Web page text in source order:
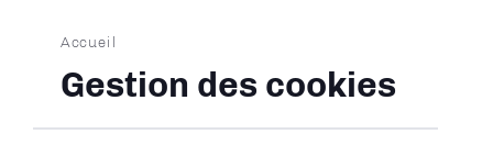
Fil
d'Ariane
Accueil
Gestion des cookies